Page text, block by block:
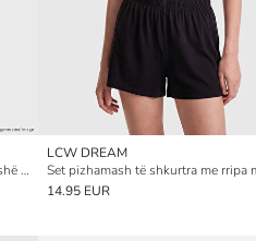
Set i shkurtër pizhamesh me jakë këmishë me shirita për gra
LCW DREAM
14.95 EUR